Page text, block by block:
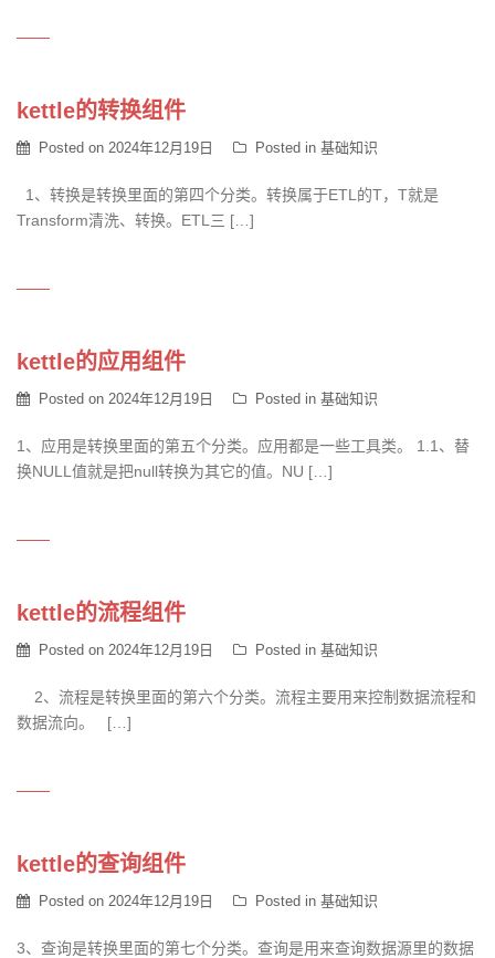
kettle的转换组件
Posted on 2024年12月19日 Posted in 基础知识
1、转换是转换里面的第四个分类。转换属于ETL的T，T就是
Transform清洗、转换。ETL三 […]
kettle的应用组件
Posted on 2024年12月19日 Posted in 基础知识
1、应用是转换里面的第五个分类。应用都是一些工具类。 1.1、替
换NULL值就是把null转换为其它的值。NU […]
kettle的流程组件
Posted on 2024年12月19日 Posted in 基础知识
2、流程是转换里面的第六个分类。流程主要用来控制数据流程和
数据流向。 […]
kettle的查询组件
Posted on 2024年12月19日 Posted in 基础知识
3、查询是转换里面的第七个分类。查询是用来查询数据源里的数据